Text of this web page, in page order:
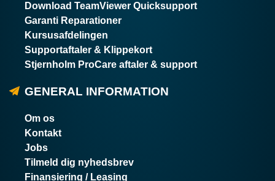
Download TeamViewer Quicksupport
Garanti Reparationer
Kursusafdelingen
Supportaftaler & Klippekort
Stjernholm ProCare aftaler & support
GENERAL INFORMATION
Om os
Kontakt
Jobs
Tilmeld dig nyhedsbrev
Finansiering / Leasing